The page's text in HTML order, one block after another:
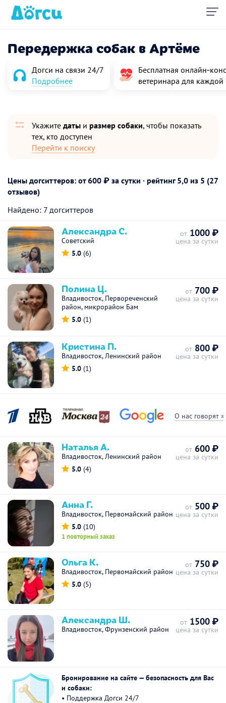
Передержка собак в Артёме
Догси на связи 24/7
Подробнее
Бесплатная
ветеринара для
Укажите даты и размер собаки, чтобы показать
тех, кто доступен
Перейти к поиску
Цены догситтеров: от 600 ₽ за сутки · рейтинг 5,0 из 5 (27
отзывов)
Найдено: 7 догситтеров
Александра С.
Советский
5.0 (6)
от 1000 ₽
цена за сутки
Полина Ц.
Владивосток, Первореченский
район, микрорайон Бам
5.0 (1)
от 700 ₽
цена за сутки
Кристина П.
Владивосток, Ленинский район
5.0 (1)
от 800 ₽
цена за сутки
О нас говорят »
Наталья А.
Владивосток, Ленинский район
5.0 (4)
от 600 ₽
цена за сутки
Анна Г.
Владивосток, Первомайский район
5.0 (10)
1 повторный заказ
от 500 ₽
цена за сутки
Ольга К.
Владивосток, Первомайский район
5.0 (5)
от 750 ₽
цена за сутки
Александра Ш.
Владивосток, Фрунзенский район
от 1500 ₽
цена за сутки
Бронирование на сайте — безопасность для Вас
и собаки:
• Поддержка Догси 24/7